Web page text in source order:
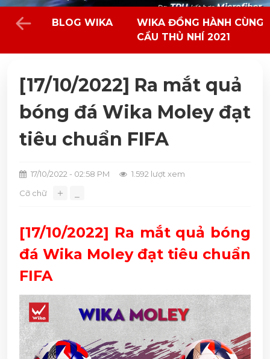
BLOG WIKA
WIKA ĐỒNG HÀNH CÙNG
CẦU THỦ NHÍ 2021
[17/10/2022] Ra mắt quả
bóng đá Wika Moley đạt
tiêu chuẩn FIFA
17/10/2022 - 02:58 PM
1.592 lượt xem
Cỡ chữ
＋
[17/10/2022] Ra mắt quả bóng
đá Wika Moley đạt tiêu chuẩn
FIFA